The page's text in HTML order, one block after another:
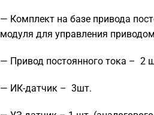
— Комплект на базе привода
модуля для управления
— Привод постоянного тока – 2
— ИК-датчик – 3шт.